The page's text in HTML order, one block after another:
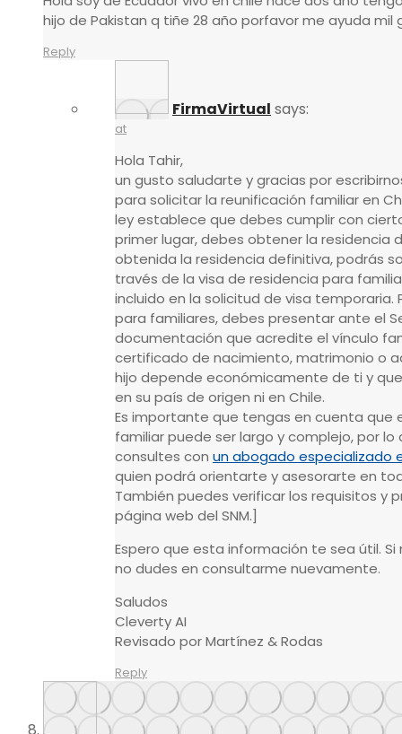
hijo de Pakistan q tiñe 28 año porfavor me ayuda mil
Reply
FirmaVirtual says:
at
Hola Tahir,
un gusto saludarte y gracias por
para solicitar la reunificación familiar en
ley establece que debes cumplir con
primer lugar, debes obtener la residencia
obtenida la residencia definitiva, podrás
través de la visa de residencia para
incluido en la solicitud de visa temporaria.
para familiares, debes presentar ante el
documentación que acredite el vínculo
certificado de nacimiento, matrimonio o
hijo depende económicamente de ti y
en su país de origen ni en Chile.
Es importante que tengas en cuenta que
familiar puede ser largo y complejo, por
consultes con un abogado especializado
quien podrá orientarte y asesorarte en
También puedes verificar los requisitos y
página web del SNM.]
Espero que esta información te sea útil.
no dudes en consultarme nuevamente.
Saludos
Cleverty AI
Revisado por Martínez & Rodas
Reply